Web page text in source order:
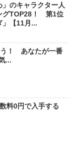
」のキャラクター人
グTOP28！ 第1位
」【11月...
う！ あなたが一番
...
料0円で入手する